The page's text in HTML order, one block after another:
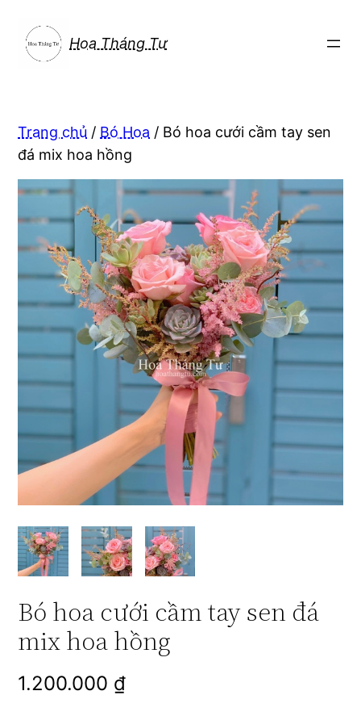
phần
Hoa Tháng Tư
Trang chủ / Bó Hoa / Bó hoa cưới cầm tay sen
đá mix hoa hồng
Bó hoa cưới cầm tay sen đá
mix hoa hồng
1.200.000 ₫